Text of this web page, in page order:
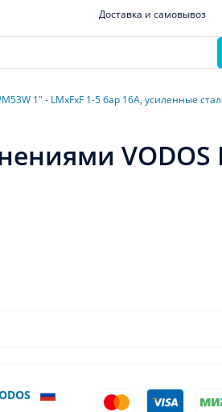
Доставка и самовывоз
1" - LMxFxF 1-5 бар 16А, усиленные
VODOS